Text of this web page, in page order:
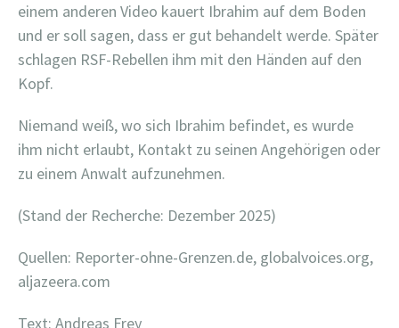
einem anderen Video kauert Ibrahim auf dem Boden
und er soll sagen, dass er gut behandelt werde. Später
schlagen RSF-Rebellen ihm mit den Händen auf den
Kopf.
Niemand weiß, wo sich Ibrahim befindet, es wurde
ihm nicht erlaubt, Kontakt zu seinen Angehörigen oder
zu einem Anwalt aufzunehmen.
(Stand der Recherche: Dezember 2025)
Quellen: Reporter-ohne-Grenzen.de, globalvoices.org,
aljazeera.com
Text: Andreas Frey